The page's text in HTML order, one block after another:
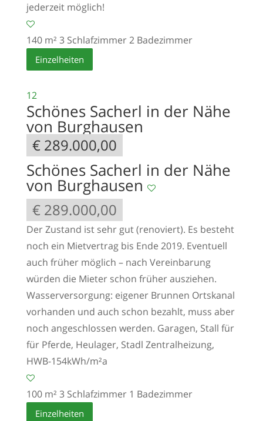
jederzeit möglich!
140 m² 3 Schlafzimmer2 Badezimmer
Einzelheiten
12
Schönes Sacherl in der Nähe
von Burghausen
€ 289.000,00
Schönes Sacherl in der Nähe
von Burghausen
€ 289.000,00
Der Zustand ist sehr gut (renoviert). Es besteht
noch ein Mietvertrag bis Ende 2019. Eventuell
auch früher möglich – nach Vereinbarung
würden die Mieter schon früher ausziehen.
Wasserversorgung: eigener Brunnen Ortskanal
vorhanden und auch schon bezahlt, muss aber
noch angeschlossen werden. Garagen, Stall für
für Pferde, Heulager, Stadl Zentralheizung,
HWB-154kWh/m²a
100 m² 3 Schlafzimmer 1 Badezimmer
Einzelheiten